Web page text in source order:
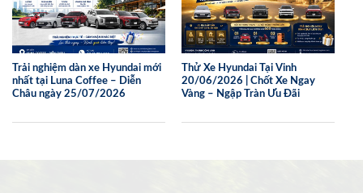
Trải nghiệm dàn xe Hyundai mới
nhất tại Luna Coffee – Diễn
Châu ngày 25/07/2026
Thử Xe Hyundai Tại Vinh
20/06/2026 | Chốt Xe Ngay
Vàng – Ngập Tràn Ưu Đãi